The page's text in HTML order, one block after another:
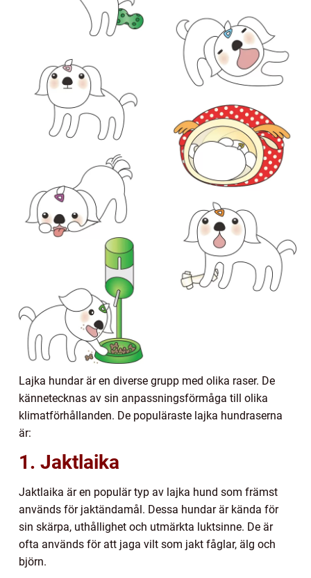
Lajka hundar är en diverse grupp med olika raser. De
kännetecknas av sin anpassningsförmåga till olika
klimatförhållanden. De populäraste lajka hundraserna
är:
1. Jaktlaika
Jaktlaika är en populär typ av lajka hund som främst
används för jaktändamål. Dessa hundar är kända för
sin skärpa, uthållighet och utmärkta luktsinne. De är
ofta används för att jaga vilt som jakt fåglar, älg och
björn.